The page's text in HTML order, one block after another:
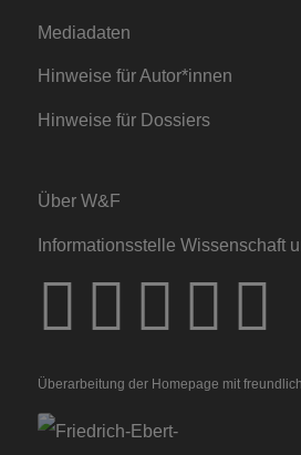
Mediadaten
Hinweise für Autor*innen
Hinweise für Dossiers
Über W&F
Informationsstelle Wissenschaft
Überarbeitung der Homepage mit